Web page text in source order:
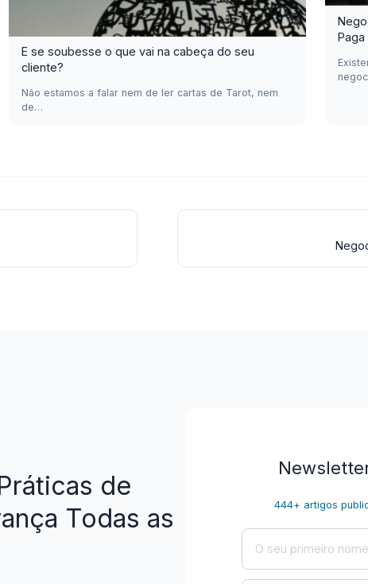
E se soubesse o que vai na cabeça do seu
cliente?
Não estamos a falar nem de ler cartas de Tarot, nem
de…
de
Todas as
444+ artigos